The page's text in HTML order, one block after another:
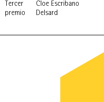
Tercer
premio
Cloe Escribano
Delsard